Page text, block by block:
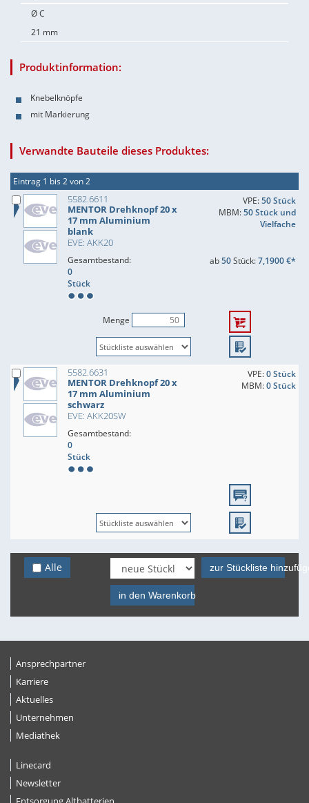
Ø C
21 mm
Produktinformation:
Knebelknöpfe
mit Markierung
Verwandte Bauteile dieses Produktes:
Eintrag 1 bis 2 von 2
5582.6611
MENTOR Drehknopf 20 x
17 mm Aluminium
blank
EVE: AKK20
VPE:50 Stück
MBM:50 Stück und
Vielfache
Gesamtbestand:
0
Stück
ab50Stück:7,1900 €*
Menge
5582.6631
MENTOR Drehknopf 20 x
17 mm Aluminium
schwarz
EVE: AKK20SW
VPE:0 Stück
MBM:0 Stück
Gesamtbestand:
0
Stück
Alle zur Stückliste
in den Warenkorb
Ansprechpartner
Karriere
Aktuelles
Unternehmen
Mediathek
Linecard
Newsletter